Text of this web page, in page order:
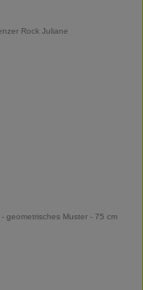
Rock Juliane
geometrisches Muster - 75 cm